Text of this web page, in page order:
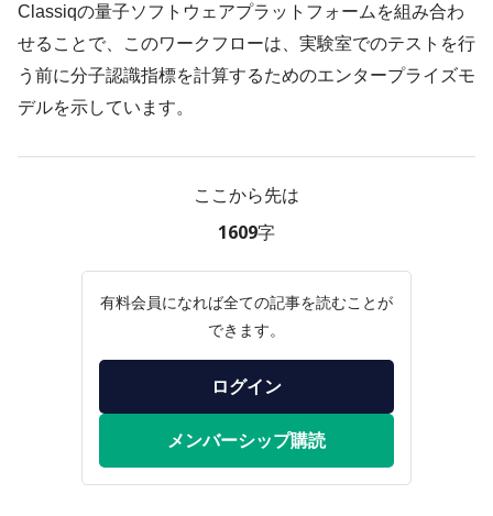
Classiqの量子ソフトウェアプラットフォームを組み合わ
せることで、このワークフローは、実験室でのテストを行
う前に分子認識指標を計算するためのエンタープライズモ
デルを示しています。
ここから先は
1609字
有料会員になれば全ての記事を読むことが
できます。
ログイン
メンバーシップ購読